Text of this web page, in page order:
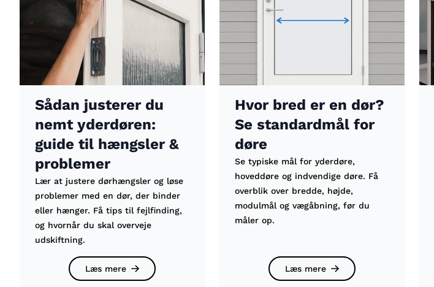
Sådan justerer du
nemt yderdøren:
guide til hængsler &
problemer
Lær at justere dørhængsler og løse
problemer med en dør, der binder
eller hænger. Få tips til fejlfinding,
og hvornår du skal overveje
udskiftning.
Læs mere
Hvor bred er en dør?
Se standardmål for
døre
Se typiske mål for yderdøre,
hoveddøre og indvendige døre. Få
overblik over bredde, højde,
modulmål og vægåbning, før du
måler op.
Læs mere